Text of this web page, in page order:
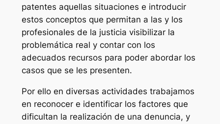
patentes aquellas situaciones e introducir
estos conceptos que permitan a las y los
profesionales de la justicia visibilizar la
problemática real y contar con los
adecuados recursos para poder abordar los
casos que se les presenten.
Por ello en diversas actividades trabajamos
en reconocer e identificar los factores que
dificultan la realización de una denuncia, y